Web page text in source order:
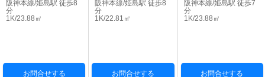
阪神本線/姫島駅 徒歩8
分
1K/23.88㎡
お問合せする
阪神本線/姫島駅 徒歩8
分
1K/22.81㎡
お問合せする
阪神本線/姫島駅 徒歩7
分
1K/23.88㎡
お問合せする